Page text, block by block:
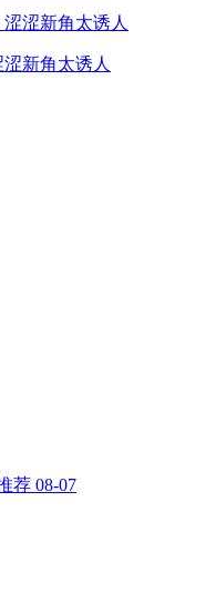
新角太诱人
08-07